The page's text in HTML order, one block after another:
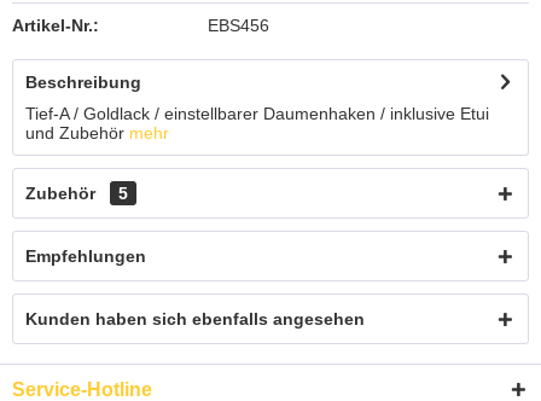
Artikel-Nr.: EBS456
Beschreibung
Tief-A / Goldlack / einstellbarer Daumenhaken / inklusive Etui
und Zubehör mehr
Zubehör 5
Empfehlungen
Kunden haben sich ebenfalls angesehen
Service-Hotline